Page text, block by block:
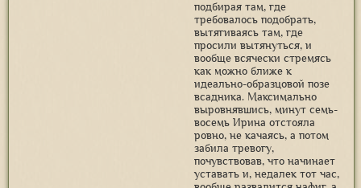
подбирая там, где
требовалось подобрать,
вытягиваясь там, где
просили вытянуться, и
вообще всячески стремясь
как можно ближе к
идеально-образцовой позе
всадника. Максимально
выровнявшись, минут семь-
восемь Ирина отстояла
ровно, не качаясь, а потом
забила тревогу,
почувствовав, что начинает
уставать и, недалек тот час,